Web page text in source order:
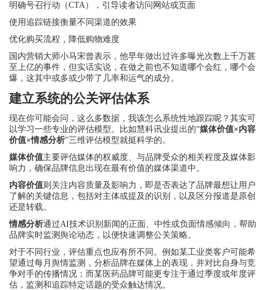
明确号召行动（CTA），引导读者访问网站或页面
使用追踪链接衡量不同渠道的效果
优化购买流程，降低购物难度
国内营销大师小马宋曾表示，他早年做出过许多曝光次数上千万甚
至上亿的事件，但实话实说，在做之前也不知道哪个会红，哪个会
爆，这其中或多或少带了几率和运气的成分。
建立系统的公关评估体系
现在你可能会问，这么多数据，我该怎么系统性地跟踪呢？其实可
以学习一些专业的评估模型。比如慧科讯业提出的“媒体价值×内容
价值×情感分析”三维评估模型就挺科学的。
媒体价值主要评估媒体的权威度、与品牌受众的相关程度及媒体影
响力，确保品牌信息出现在最有价值的媒体渠道中。
内容价值则关注内容质量及影响力，即是否表达了品牌最想让用户
了解的关键信息，包括对主体或提及的识别，以及区分报道是原创
还是转载。
情感分析通过AI技术识别新闻的正面、中性或负面情感倾向，帮助
品牌实时监测舆论动态，以便快速调整公关策略。
对于不同行业，评估重点也应有所不同。例如某工业类客户可能希
望通过每月舆情监测，分析品牌在媒体上的表现，并对比自身与竞
争对手的传播情况；而某医药品牌可能更专注于通过季度或年度评
估，监测和追踪特定话题的受众触达情况。